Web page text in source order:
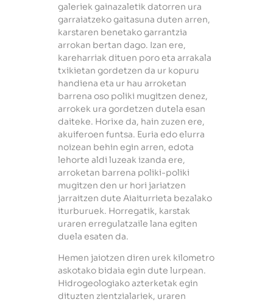
galeriek gainazaletik datorren ura
garraiatzeko gaitasuna duten arren,
karstaren benetako garrantzia
arrokan bertan dago. Izan ere,
kareharriak dituen poro eta arrakala
txikietan gordetzen da ur kopuru
handiena eta ur hau arroketan
barrena oso poliki mugitzen denez,
arrokek ura gordetzen dutela esan
daiteke. Horixe da, hain zuzen ere,
akuiferoen funtsa. Euria edo elurra
noizean behin egin arren, edota
lehorte aldi luzeak izanda ere,
arroketan barrena poliki-poliki
mugitzen den ur hori jariatzen
jarraitzen dute Aiaiturrieta bezalako
iturburuek. Horregatik, karstak
uraren erregulatzaile lana egiten
duela esaten da.
Hemen jaiotzen diren urek kilometro
askotako bidaia egin dute lurpean.
Hidrogeologiako azterketak egin
dituzten zientzialariek, uraren